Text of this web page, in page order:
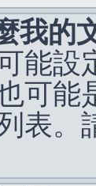
我的
能設
可能
表。